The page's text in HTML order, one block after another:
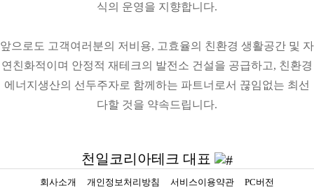
식의 운영을 지향합니다.
앞으로도 고객여러분의 저비용, 고효율의 친환경 생활공간 및 자
연친화적이며 안정적 재테크의 발전소 건설을 공급하고, 친환경
에너지생산의 선두주자로 함께하는 파트너로서 끊임없는 최선
다할 것을 약속드립니다.
천일코리아테크 대표
회사소개 개인정보처리방침 서비스이용약관 PC버전